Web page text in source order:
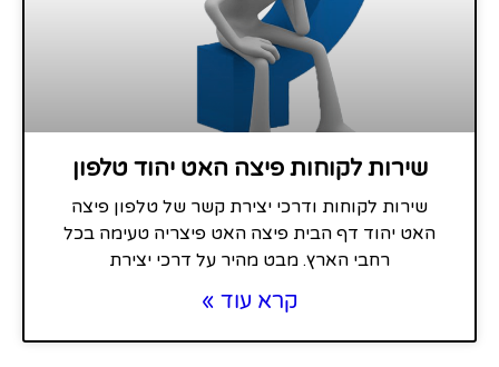
שירות לקוחות פיצה האט יהוד טלפון
שירות לקוחות ודרכי יצירת קשר של טלפון פיצה
האט יהוד דף הבית פיצה האט פיצריה טעימה בכל
רחבי הארץ. מבט מהיר על דרכי יצירת
קרא עוד »